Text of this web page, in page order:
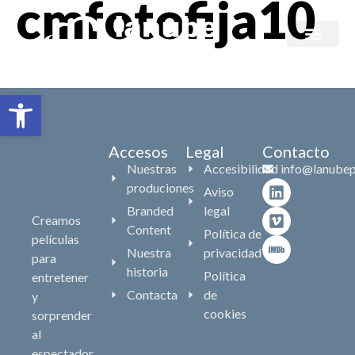
Abrir barra de herramientas
cmfotofija10
Creamos
películas
para
entretener
y
sorprender
al
Accesos
Nuestras
produciones
Branded
Content
Nuestra
historia
Contacta
Legal
Accesibilidad
Aviso
legal
Política de
privacidad
Política
de
cookies
Contacto